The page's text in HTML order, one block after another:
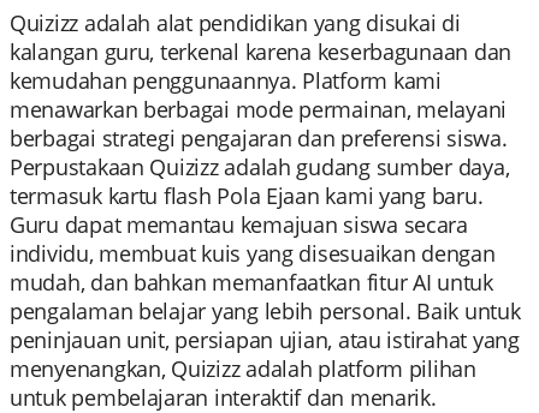
Quizizz adalah alat pendidikan yang disukai di
kalangan guru, terkenal karena keserbagunaan dan
kemudahan penggunaannya. Platform kami
menawarkan berbagai mode permainan, melayani
berbagai strategi pengajaran dan preferensi siswa.
Perpustakaan Quizizz adalah gudang sumber daya,
termasuk kartu flash Pola Ejaan kami yang baru.
Guru dapat memantau kemajuan siswa secara
individu, membuat kuis yang disesuaikan dengan
mudah, dan bahkan memanfaatkan fitur AI untuk
pengalaman belajar yang lebih personal. Baik untuk
peninjauan unit, persiapan ujian, atau istirahat yang
menyenangkan, Quizizz adalah platform pilihan
untuk pembelajaran interaktif dan menarik.